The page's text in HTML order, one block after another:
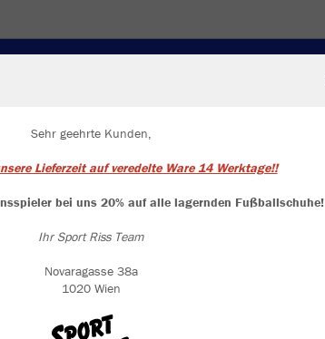
Sehr geehrte Kunden,
Lieferzeit auf veredelte Ware 14 Werktage!!
bei uns 20% auf alle lagernden Fußballschuhe!
Ihr Sport Riss Team
Novaragasse 38a
1020 Wien
verbessern. Weitere Informationen zu den